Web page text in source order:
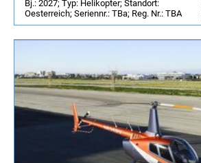
Bj.: 2027; Typ: Helikopter; Standort:
Oesterreich; Seriennr.: TBa; Reg. Nr.: TBA